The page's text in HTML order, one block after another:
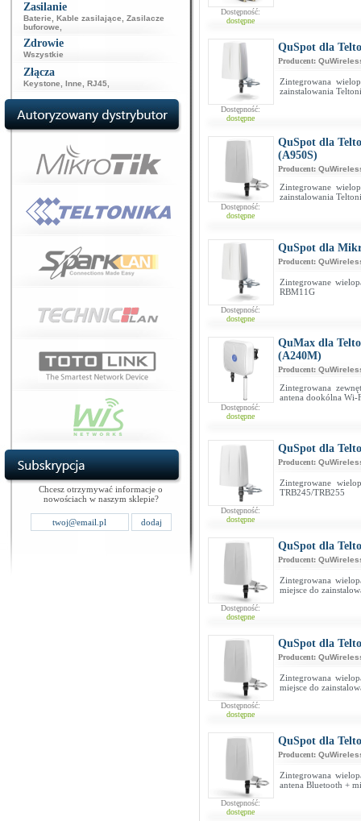
Zasilanie
Baterie Kable zasilające
Zasilacze
buforowe
Zdrowie
Wszystkie
Złącza
Keystone Inne RJ45
Chcesz otrzymywać informacje o
nowościach w naszym sklepie?
Dostępność:
dostępne
Dostępność:
dostępne
QuSpot dla
Producent:
Zintegrowana
zainstalowania
Dostępność:
dostępne
QuSpot dla
(A950S)
Producent:
Zintegrowane
zainstalowania
Dostępność:
dostępne
QuSpot dla
Producent:
Zintegrowane
RBM11G
Dostępność:
dostępne
QuMax dla
(A240M)
Producent:
Zintegrowana
antena dookólna Wi-
Dostępność:
dostępne
QuSpot dla
Producent:
Zintegrowane
TRB245/TRB255
Dostępność:
dostępne
QuSpot dla
Producent:
Zintegrowana
miejsce do
Dostępność:
dostępne
QuSpot dla
Producent:
Zintegrowana
miejsce do
Dostępność:
dostępne
QuSpot dla
Producent:
Zintegrowana
antena Bluetooth +